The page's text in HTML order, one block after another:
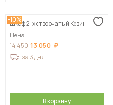
-10%
Шкаф 2-х створчатый Кевин
Цена
14 450 13 050
за 3 дня
В корзину